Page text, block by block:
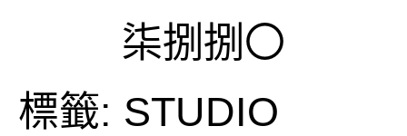
柒捌捌〇
標籤: STUDIO